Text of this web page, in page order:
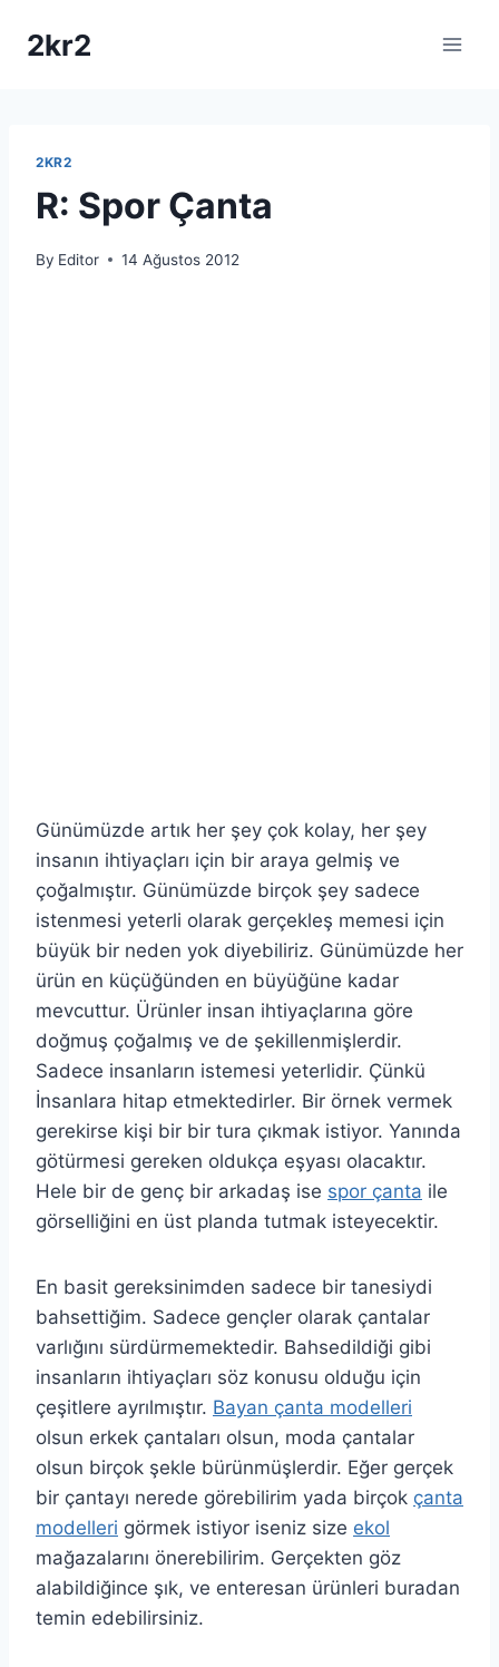
2kr2
2KR2
R: Spor Çanta
By Editor 14 Ağustos 2012
Günümüzde artık her şey çok kolay, her şey
insanın ihtiyaçları için bir araya gelmiş ve
çoğalmıştır. Günümüzde birçok şey sadece
istenmesi yeterli olarak gerçekleş memesi için
büyük bir neden yok diyebiliriz. Günümüzde her
ürün en küçüğünden en büyüğüne kadar
mevcuttur. Ürünler insan ihtiyaçlarına göre
doğmuş çoğalmış ve de şekillenmişlerdir.
Sadece insanların istemesi yeterlidir. Çünkü
İnsanlara hitap etmektedirler. Bir örnek vermek
gerekirse kişi bir bir tura çıkmak istiyor. Yanında
götürmesi gereken oldukça eşyası olacaktır.
Hele bir de genç bir arkadaş ise spor çanta ile
görselliğini en üst planda tutmak isteyecektir.
En basit gereksinimden sadece bir tanesiydi
bahsettiğim. Sadece gençler olarak çantalar
varlığını sürdürmemektedir. Bahsedildiği gibi
insanların ihtiyaçları söz konusu olduğu için
çeşitlere ayrılmıştır. Bayan çanta modelleri
olsun erkek çantaları olsun, moda çantalar
olsun birçok şekle bürünmüşlerdir. Eğer gerçek
bir çantayı nerede görebilirim yada birçok çanta
modelleri görmek istiyor iseniz size ekol
mağazalarını önerebilirim. Gerçekten göz
alabildiğince şık, ve enteresan ürünleri buradan
temin edebilirsiniz.